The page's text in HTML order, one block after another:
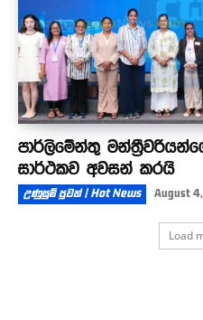
පාර්ලිමේන්තු
සාර්ථකව අවසන් කරයි
උණුසුම් පුවත් | Hot News August
Load